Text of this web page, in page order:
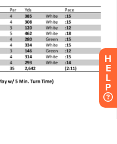
H
E
L
P